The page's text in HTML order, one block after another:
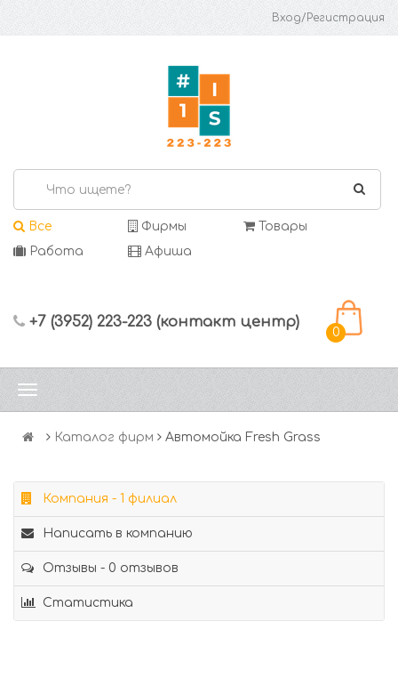
Вход/Регистрация
Все Фирмы
Товары
Работа
Афиша
+7 (3952) 223-223 (контакт центр)
0
Каталог фирм Автомойка Fresh Grass
Компания - 1 филиал
Написать в компанию
Отзывы - 0 отзывов
Статистика